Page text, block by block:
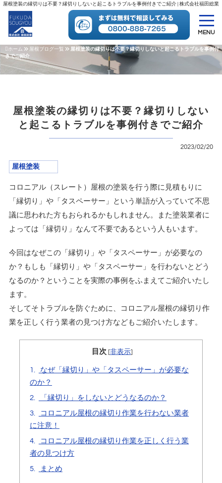
屋根塗装の縁切りは不要？縁切りしないと起こるトラブルを事例付きでご紹介 | 株式会社福田総業
MENU
ホーム 屋根ブログ一覧
屋根塗装の縁切りは不要？縁切りしないと起こるトラブルを事例付
きでご紹介
屋根塗装の縁切りは不要？縁切りしない
と起こるトラブルを事例付きでご紹介
2023/02/20
屋根塗装
コロニアル（スレート）屋根の塗装を行う際に見積もりに
「縁切り」や「タスペーサー」という単語が入っていて不思
議に思われた方もおられるかもしれません。また塗装業者に
よっては「縁切り」なんて不要であるという人もいます。
今回はなぜこの「縁切り」や「タスペーサー」が必要なの
か？もしも「縁切り」や「タスペーサー」を行わないとどう
なるのか？ということを実際の事例をふまえてご紹介いたし
ます。
そしてそトラブルを防ぐために、コロニアル屋根の縁切り作
業を正しく行う業者の見つけ方などもご紹介いたします。
目次 [非表示]
1.
なぜ「縁切り」や「タスペーサー」が必要な
のか？
2. 「縁切り」をしないとどうなるのか？
3.
コロニアル屋根の縁切り作業を行わない業者
に注意！
4.
コロニアル屋根の縁切り作業を正しく行う業
者の見つけ方
5. まとめ